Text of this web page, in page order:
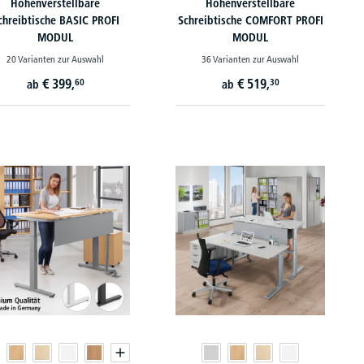
Höhenverstellbare
BASIC PROFI
MODUL
20 Varianten zur Auswahl
ab € 399,60
Höhenverstellbare
Schreibtische COMFORT PROFI
MODUL
36 Varianten zur Auswahl
ab € 519,30